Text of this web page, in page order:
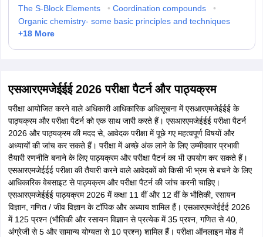
The S-Block Elements
• Coordination compounds
•
Organic chemistry- some basic principles and techniques
+18More
एसआरएमजेईईई 2026 परीक्षा पैटर्न और पाठ्यक्रम
परीक्षा आयोजित करने वाले अधिकारी आधिकारिक अधिसूचना में एसआरएमजेईईई के
पाठ्यक्रम और परीक्षा पैटर्न को एक साथ जारी करते हैं। एसआरएमजेईईई परीक्षा पैटर्न
2026 और पाठ्यक्रम की मदद से, आवेदक परीक्षा में पूछे गए महत्वपूर्ण विषयों और
अध्यायों की जांच कर सकते हैं। परीक्षा में अच्छे अंक लाने के लिए उम्मीदवार प्रभावी
तैयारी रणनीति बनाने के लिए पाठ्यक्रम और परीक्षा पैटर्न का भी उपयोग कर सकते हैं।
एसआरएमजेईईई परीक्षा की तैयारी करने वाले आवेदकों को किसी भी भ्रम से बचने के लिए
आधिकारिक वेबसाइट से पाठ्यक्रम और परीक्षा पैटर्न की जांच करनी चाहिए।
एसआरएमजेईईई पाठ्यक्रम 2026 में कक्षा 11 वीं और 12 वीं के भौतिकी, रसायन
विज्ञान, गणित / जीव विज्ञान के टॉपिक और अध्याय शामिल हैं। एसआरएमजेईईई 2026
में 125 प्रश्न (भौतिकी और रसायन विज्ञान से प्रत्येक में 35 प्रश्न, गणित से 40,
अंग्रेजी से 5 और सामान्य योग्यता से 10 प्रश्न) शामिल हैं। परीक्षा ऑनलाइन मोड में